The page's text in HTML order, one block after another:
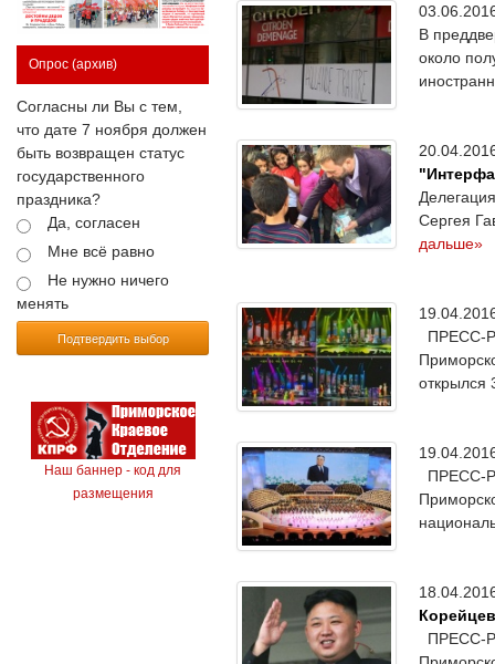
Опрос (архив)
Согласны ли Вы с тем,
что дате 7 ноября должен
быть возвращен статус
государственного
праздника?
Да, согласен
Мне всё равно
Не нужно ничего
менять
Подтвердить выбор
Наш баннер - код для
размещения
В
около
Сергея
дальше»
ПРЕСС-
открылся
ПРЕСС-
ПРЕСС-